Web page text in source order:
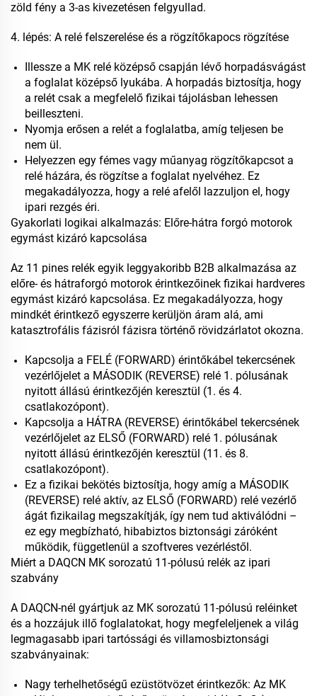
zöld fény a 3-as kivezetésen felgyullad.
4. lépés: A relé felszerelése és a rögzítőkapocs rögzítése
Illessze a MK relé középső csapján lévő horpadásvágást
a foglalat középső lyukába. A horpadás biztosítja, hogy
a relét csak a megfelelő fizikai tájolásban lehessen
beilleszteni.
Nyomja erősen a relét a foglalatba, amíg teljesen be
nem ül.
Helyezzen egy fémes vagy műanyag rögzítőkapcsot a
relé házára, és rögzítse a foglalat nyelvéhez. Ez
megakadályozza, hogy a relé afelől lazzuljon el, hogy
ipari rezgés éri.
Gyakorlati logikai alkalmazás: Előre-hátra forgó motorok
egymást kizáró kapcsolása
Az 11 pines relék egyik leggyakoribb B2B alkalmazása az
előre- és hátraforgó motorok érintkezőinek fizikai hardveres
egymást kizáró kapcsolása. Ez megakadályozza, hogy
mindkét érintkező egyszerre kerüljön áram alá, ami
katasztrofális fázisról fázisra történő rövidzárlatot okozna.
Kapcsolja a FELÉ (FORWARD) érintőkábel tekercsének
vezérlőjelet a MÁSODIK (REVERSE) relé 1. pólusának
nyitott állású érintkezőjén keresztül (1. és 4.
csatlakozópont).
Kapcsolja a HÁTRA (REVERSE) érintőkábel tekercsének
vezérlőjelet az ELSŐ (FORWARD) relé 1. pólusának
nyitott állású érintkezőjén keresztül (11. és 8.
csatlakozópont).
Ez a fizikai bekötés biztosítja, hogy amíg a MÁSODIK
(REVERSE) relé aktív, az ELSŐ (FORWARD) relé vezérlő
ágát fizikailag megszakítják, így nem tud aktiválódni –
ez egy megbízható, hibabiztos biztonsági záróként
működik, függetlenül a szoftveres vezérléstől.
Miért a DAQCN MK sorozatú 11-pólusú relék az ipari
szabvány
A DAQCN-nél gyártjuk az MK sorozatú 11-pólusú reléinket
és a hozzájuk illő foglalatokat, hogy megfeleljenek a világ
legmagasabb ipari tartóssági és villamosbiztonsági
szabványainak:
Nagy terhelhetőségű ezüstötvözet érintkezők: Az MK